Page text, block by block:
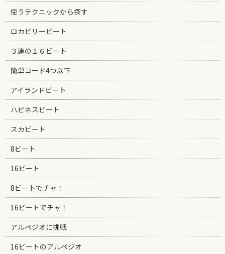
使うテクニックから探す
ロカビリービート
３連の１６ビート
簡単コード4つ以下
アイランドビート
ハピネスビート
スカビート
8ビート
16ビート
8ビートでチャ！
16ビートでチャ！
アルペジオに挑戦
16ビートのアルペジオ